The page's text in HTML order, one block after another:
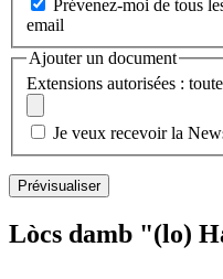
Prévenez-moi de tous
email
Ajouter un document
Extensions autorisées :
Je veux recevoir la
Lòcs damb "(lo)